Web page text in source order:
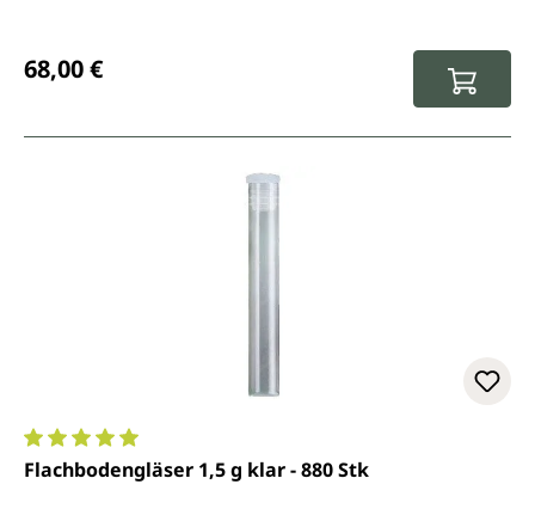
68,00 €
Durchschnittliche Bewertung von 5 von 5 Sternen
Flachbodengläser 1,5 g klar - 880 Stk